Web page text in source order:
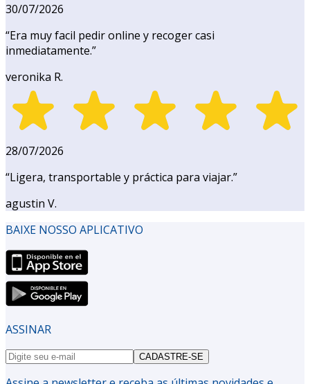
30/07/2026
“Era muy facil pedir online y recoger casi
inmediatamente.”
veronika R.
28/07/2026
“Ligera, transportable y práctica para viajar.”
agustin V.
BAIXE NOSSO APLICATIVO
ASSINAR
CADASTRE-SE